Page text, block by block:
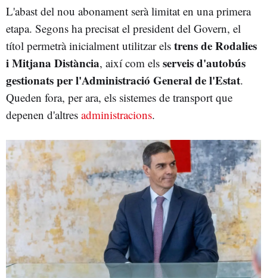
L'abast del nou abonament serà limitat en una primera
etapa. Segons ha precisat el president del Govern, el
títol permetrà inicialment utilitzar els trens de Rodalies
i Mitjana Distància, així com els serveis d'autobús
gestionats per l'Administració General de l'Estat.
Queden fora, per ara, els sistemes de transport que
depenen d'altres administracions.